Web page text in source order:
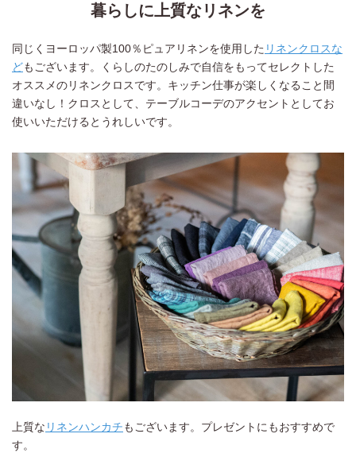
暮らしに上質なリネンを
同じくヨーロッパ製100％ピュアリネンを使用した リネンクロスな
どもございます。くらしのたのしみで自信をもってセレクトした
オススメのリネンクロスです。キッチン仕事が楽しくなること間
違いなし！クロスとして、テーブルコーデのアクセントとしてお
使いいただけるとうれしいです。
上質な リネンハンカチもございます。プレゼントにもおすすめで
す。